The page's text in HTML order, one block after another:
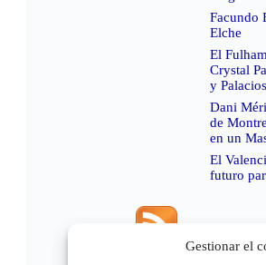
Gestionar el
Facundo
Elche
El
Crystal
y Palacios
Dani
de
en un
El
futuro
Error de RSS: